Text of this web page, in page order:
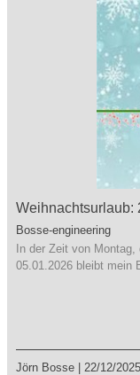
Weihnachtsurlaub:
Bosse-engineering
In der Zeit von
05.01.2026 bleibt mein
Jörn Bosse
22/12/2025